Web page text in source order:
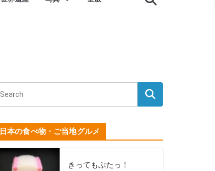
日本の食べ物・ご当地グルメ
きってもぶたっ！